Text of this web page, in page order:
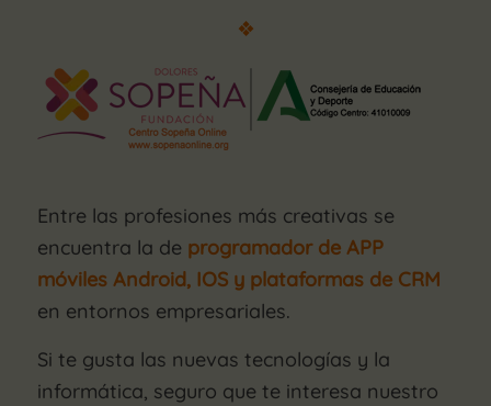
❖
Entre las profesiones más creativas se
encuentra la de programador de APP
móviles Android, IOS y plataformas de CRM
en entornos empresariales.
Si te gusta las nuevas tecnologías y la
informática, seguro que te interesa nuestro